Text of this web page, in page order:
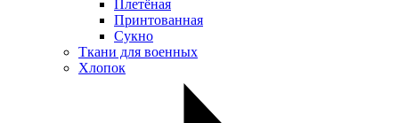
Плетёная
Принтованная
Сукно
Ткани для военных
Хлопок